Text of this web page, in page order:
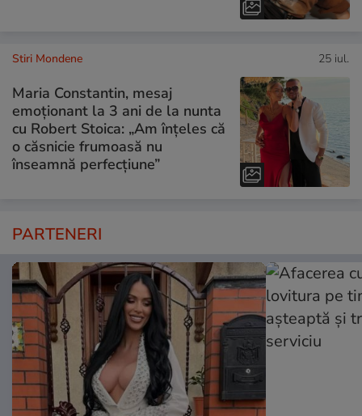
Stiri Mondene 25 iul.
Maria Constantin, mesaj
emoționant la 3 ani de la nunta
cu Robert Stoica: „Am înțeles că
o căsnicie frumoasă nu
înseamnă perfecțiune”
PARTENERI